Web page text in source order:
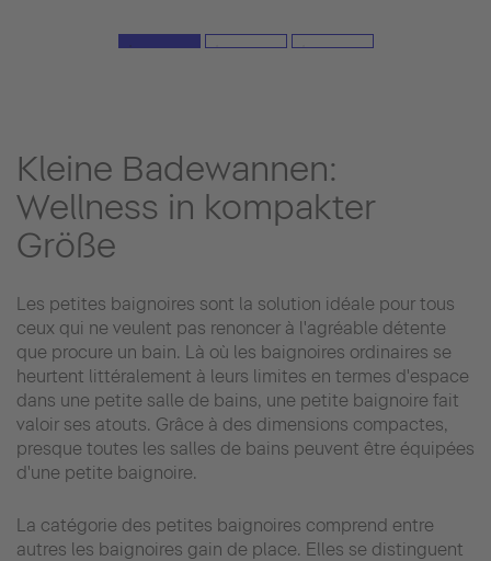
Kleine Badewannen:
Wellness in kompakter
Größe
Les petites baignoires sont la solution idéale pour tous
ceux qui ne veulent pas renoncer à l'agréable détente
que procure un bain. Là où les baignoires ordinaires se
heurtent littéralement à leurs limites en termes d'espace
dans une petite salle de bains, une petite baignoire fait
valoir ses atouts. Grâce à des dimensions compactes,
presque toutes les salles de bains peuvent être équipées
d'une petite baignoire.
La catégorie des petites baignoires comprend entre
autres les baignoires gain de place. Elles se distinguent